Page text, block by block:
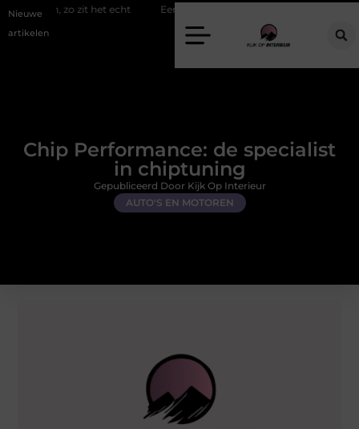
Nieuwe
artikelen
zit het echt Een energiezuinige hanglamp kopen in Gelderland
Chip Performance: de specialist
in chiptuning
AUTO'S EN MOTOREN
Gepubliceerd Door Kijk Op Interieur